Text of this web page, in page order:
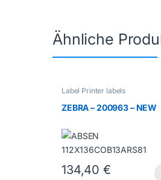
Ähnliche
Label Printer labels
ZEBRA – 200963 – NEW
134,40€